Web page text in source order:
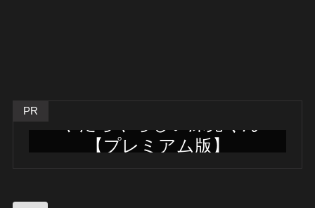
PR
【プレミアム版】